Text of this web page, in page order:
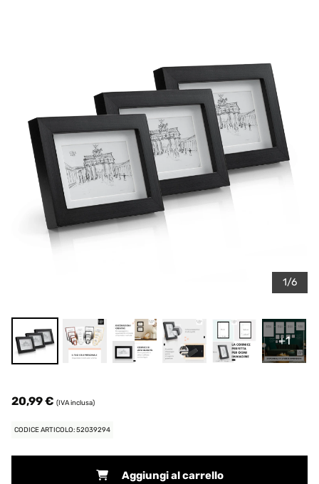
1/6
+1
20,99 € (IVA inclusa)
CODICE ARTICOLO: 52039294
Aggiungi al carrello